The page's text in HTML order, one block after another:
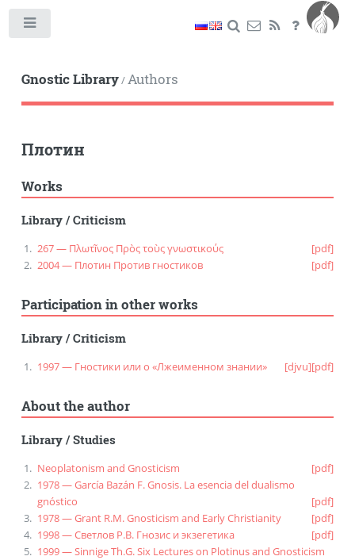
Gnostic Library/Authors
Плотин
Works
Library/Criticism
267 — Πλωτῖνος Πρὸς τοὺς γνωστικούς
[pdf]
2004 — Плотин Против гностиков
[pdf]
Participation in other works
Library/Criticism
1997 — Гностики или о «Лжеименном знании» [djvu][pdf]
About the author
Library/Studies
Neoplatonism and Gnosticism
[pdf]
1978 — García Bazán F. Gnosis. La esencia del dualismo
gnóstico
[pdf]
1978 — Grant R.M. Gnosticism and Early Christianity
[pdf]
1998 — Светлов Р.В. Гнозис и экзегетика
[pdf]
1999 — Sinnige Th.G. Six Lectures on Plotinus and Gnosticism